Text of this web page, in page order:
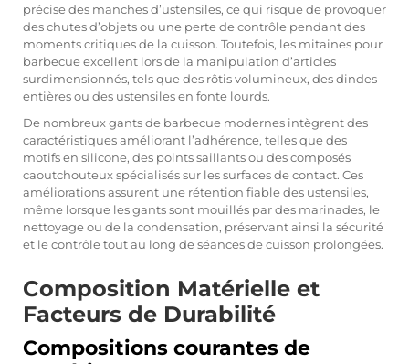
précise des manches d’ustensiles, ce qui risque de provoquer
des chutes d’objets ou une perte de contrôle pendant des
moments critiques de la cuisson. Toutefois, les mitaines pour
barbecue excellent lors de la manipulation d’articles
surdimensionnés, tels que des rôtis volumineux, des dindes
entières ou des ustensiles en fonte lourds.
De nombreux gants de barbecue modernes intègrent des
caractéristiques améliorant l’adhérence, telles que des
motifs en silicone, des points saillants ou des composés
caoutchouteux spécialisés sur les surfaces de contact. Ces
améliorations assurent une rétention fiable des ustensiles,
même lorsque les gants sont mouillés par des marinades, le
nettoyage ou de la condensation, préservant ainsi la sécurité
et le contrôle tout au long de séances de cuisson prolongées.
Composition Matérielle et
Facteurs de Durabilité
Compositions courantes de